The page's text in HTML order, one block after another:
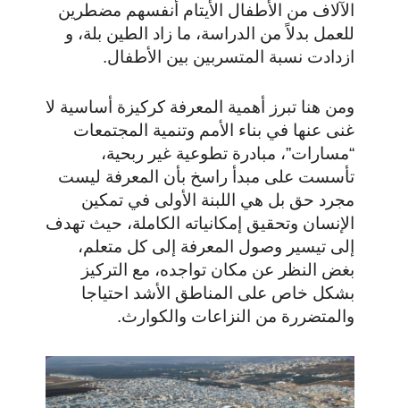
الآلاف من الأطفال الأيتام أنفسهم مضطرين
للعمل بدلاً من الدراسة، ما زاد الطين بلة، و
ازدادت نسبة المتسربين بين الأطفال.
ومن هنا تبرز أهمية المعرفة كركيزة أساسية لا
غنى عنها في بناء الأمم وتنمية المجتمعات
“مسارات”، مبادرة تطوعية غير ربحية،
تأسست على مبدأ راسخ بأن المعرفة ليست
مجرد حق بل هي اللبنة الأولى في تمكين
الإنسان وتحقيق إمكانياته الكاملة، حيث تهدف
إلى تيسير وصول المعرفة إلى كل متعلم،
بغض النظر عن مكان تواجده، مع التركيز
بشكل خاص على المناطق الأشد احتياجا
والمتضررة من النزاعات والكوارث.